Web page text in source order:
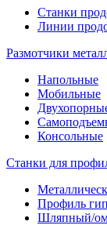
Станки
Линии
Размотчики
Напольные
Мобильные
Консольные
Станки для
Профиль
Шляпный/